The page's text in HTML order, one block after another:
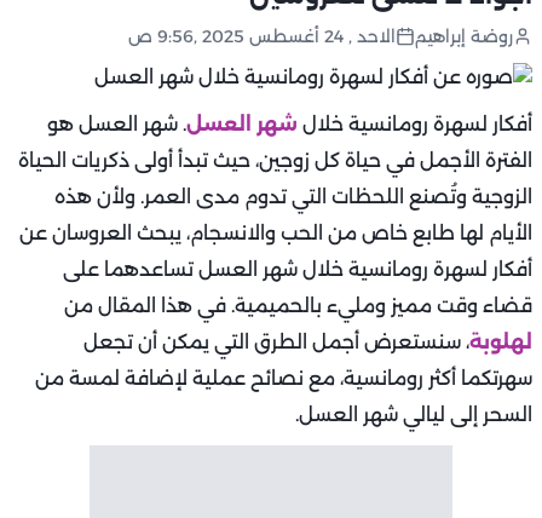
روضة إبراهيم الاحد , 24 أغسطس 2025 ,9:56 ص
أفكار لسهرة رومانسية خلال شهر العسل. شهر العسل هو
الفترة الأجمل في حياة كل زوجين، حيث تبدأ أولى ذكريات الحياة
الزوجية وتُصنع اللحظات التي تدوم مدى العمر. ولأن هذه
الأيام لها طابع خاص من الحب والانسجام، يبحث العروسان عن
أفكار لسهرة رومانسية خلال شهر العسل تساعدهما على
قضاء وقت مميز ومليء بالحميمية. في هذا المقال من
لهلوبة، سنستعرض أجمل الطرق التي يمكن أن تجعل
سهرتكما أكثر رومانسية، مع نصائح عملية لإضافة لمسة من
السحر إلى ليالي شهر العسل.